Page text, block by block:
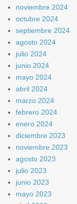
noviembre 2024
octubre 2024
septiembre 2024
agosto 2024
julio 2024
junio 2024
mayo 2024
abril 2024
marzo 2024
febrero 2024
enero 2024
diciembre 2023
noviembre 2023
agosto 2023
julio 2023
junio 2023
mayo 2023